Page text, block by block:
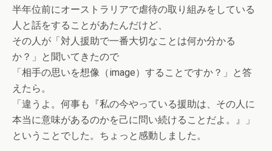
半年位前にオーストラリアで虐待の取り組みをしている
人と話をすることがあたんだけど、
その人が「対人援助で一番大切なことは何か分かる
か？」と聞いてきたので
「相手の思いを想像（image）することですか？」と答
えたら。
「違うよ。何事も『私の今やっている援助は、その人に
本当に意味があるのかを己に問い続けることだよ。』」
ということでした。ちょっと感動しました。